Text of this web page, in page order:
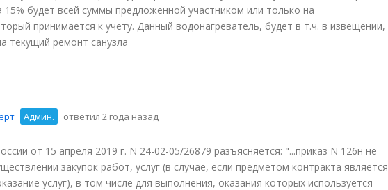
будет всей суммы предложенной участником или только на
принимается к учету. Данный водонагреватель, будет в т.ч. в извещении,
текущий ремонт санузла
Админ. ответил 2 года назад
от 15 апреля 2019 г. N 24-02-05/26879 разъясняется: "...приказ N 126н не
закупок работ, услуг (в случае, если предметом контракта является
услуг), в том числе для выполнения, оказания которых используется